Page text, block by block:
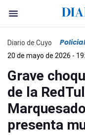
Diario de Cuyo
20 de mayo de 2026 -
Grave
de la
presenta